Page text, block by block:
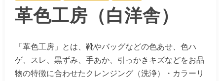
革色工房（白洋舎）
「革色工房」とは、靴やバッグなどの色あせ、色ハ
ゲ、スレ、黒ずみ、手あか、引っかきキズなどをお品
物の特徴に合わせたクレンジング（洗浄）・カラーリ